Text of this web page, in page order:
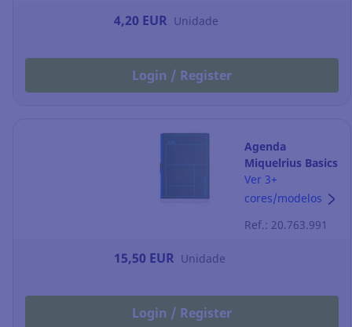
4,20 EUR Unidade
Login / Register
Agenda
Miquelrius Basics
- dia por página -
155 x 213 mm -
Ver 3+
cores/modelos
Ref.: 20.763.991
15,50 EUR Unidade
Login / Register